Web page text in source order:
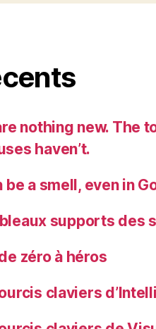
nothing new. The
haven’t.
a smell, even in
supports des
zéro à héros
claviers